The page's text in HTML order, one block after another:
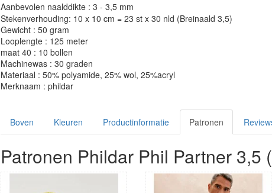
Aanbevolen naalddikte : 3 - 3,5 mm
Stekenverhouding: 10 x 10 cm = 23 st x 30 nld (Breinaald 3,5)
Gewicht : 50 gram
Looplengte : 125 meter
maat 40 : 10 bollen
Machinewas : 30 graden
Materiaal : 50% polyamide, 25% wol, 25%acryl
Merknaam : phildar
Boven Kleuren Productinformatie Patronen
Patronen Phildar Phil Partner 3,5